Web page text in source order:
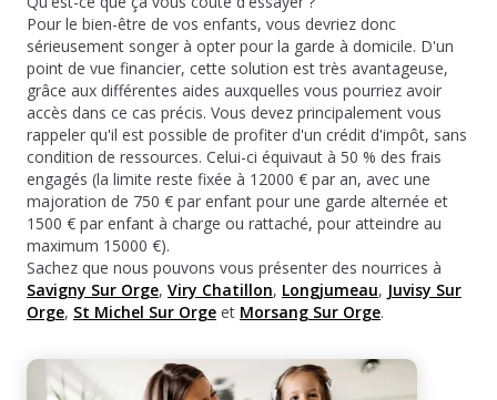
Pour le bien-être de vos enfants, vous devriez donc
sérieusement songer à opter pour la garde à domicile. D'un
point de vue financier, cette solution est très avantageuse,
grâce aux différentes aides auxquelles vous pourriez avoir
accès dans ce cas précis. Vous devez principalement vous
rappeler qu'il est possible de profiter d'un crédit d'impôt, sans
condition de ressources. Celui-ci équivaut à 50 % des frais
engagés (la limite reste fixée à 12000 € par an, avec une
majoration de 750 € par enfant pour une garde alternée et
1500 € par enfant à charge ou rattaché, pour atteindre au
maximum 15000 €).
Sachez que nous pouvons vous présenter des nourrices à
Savigny Sur Orge, Viry Chatillon, Longjumeau, Juvisy Sur
Orge, St Michel Sur Orge et Morsang Sur Orge.